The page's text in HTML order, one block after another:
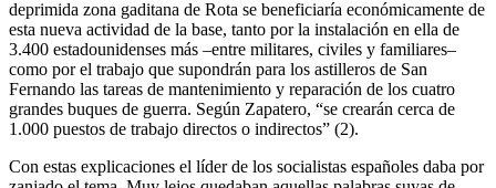
deprimida zona gaditana de Rota se beneficiaría económicamente de
esta nueva actividad de la base, tanto por la instalación en ella de
3.400 estadounidenses más –entre militares, civiles y familiares–
como por el trabajo que supondrán para los astilleros de San
Fernando las tareas de mantenimiento y reparación de los cuatro
grandes buques de guerra. Según Zapatero, “se crearán cerca de
1.000 puestos de trabajo directos o indirectos” (2).
Con estas explicaciones el líder de los socialistas españoles daba por